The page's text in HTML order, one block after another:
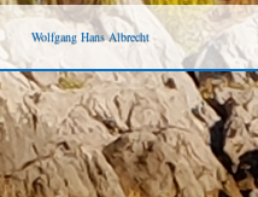
Wolfgang Hans Albrecht